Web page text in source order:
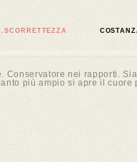
Conservatore nei rapporti.
più ampio si apre il